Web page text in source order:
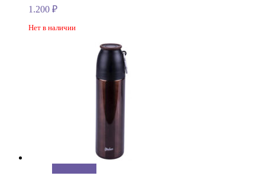
1.200 ₽
Нет в наличии